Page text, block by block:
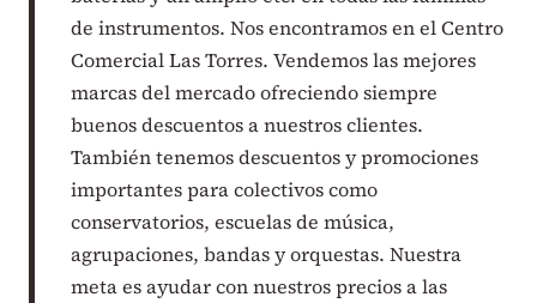
de instrumentos. Nos encontramos en el Centro
Comercial Las Torres. Vendemos las mejores
marcas del mercado ofreciendo siempre
buenos descuentos a nuestros clientes.
También tenemos descuentos y promociones
importantes para colectivos como
conservatorios, escuelas de música,
agrupaciones, bandas y orquestas. Nuestra
meta es ayudar con nuestros precios a las